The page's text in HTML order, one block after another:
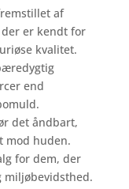
af
der er kendt for
kvalitet.
end
det åndbart,
mod huden.
for dem, der
miljøbevidsthed.